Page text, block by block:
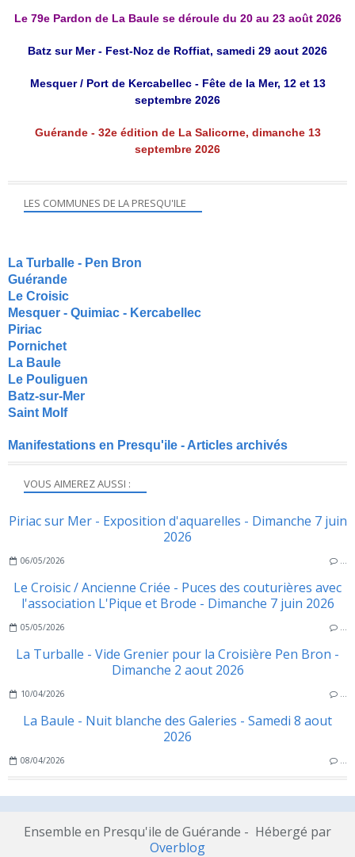
VOUS AIMEREZ AUSSI :
Piriac sur Mer - Exposition d'aquarelles - Dimanche 7 juin
2026
06/05/2026 …
Le Croisic / Ancienne Criée - Puces des couturières avec
l'association L'Pique et Brode - Dimanche 7 juin 2026
05/05/2026 …
La Turballe - Vide Grenier pour la Croisière Pen Bron -
Dimanche 2 aout 2026
10/04/2026 …
La Baule - Nuit blanche des Galeries - Samedi 8 aout
2026
08/04/2026 …
Le 79e Pardon de La Baule se déroule du 20 au 23 août 2026
Batz sur Mer - Fest-Noz de Roffiat, samedi 29 aout 2026
Mesquer / Port de Kercabellec - Fête de la Mer, 12 et 13
septembre 2026
Guérande - 32e édition de La Salicorne, dimanche 13
septembre 2026
LES COMMUNES DE LA PRESQU'ILE
La Turballe - Pen Bron
Guérande
Le Croisic
Mesquer - Quimiac - Kercabellec
Piriac
Pornichet
La Baule
Le Pouliguen
Batz-sur-Mer
Saint Molf
Manifestations en Presqu'ile - Articles archivés
Ensemble en Presqu'ile de Guérande - Hébergé par
Overblog